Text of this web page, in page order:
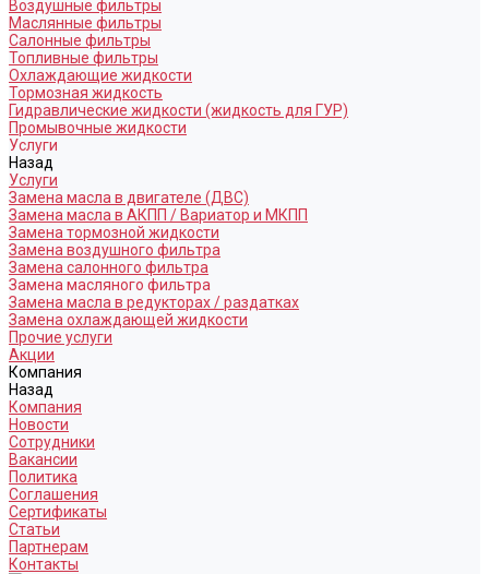
Воздушные фильтры
Маслянные фильтры
Салонные фильтры
Топливные фильтры
Охлаждающие жидкости
Тормозная жидкость
Гидравлические жидкости (жидкость для ГУР)
Промывочные жидкости
Услуги
Назад
Услуги
Замена масла в двигателе (ДВС)
Замена масла в АКПП / Вариатор и МКПП
Замена тормозной жидкости
Замена воздушного фильтра
Замена салонного фильтра
Замена масляного фильтра
Замена масла в редукторах / раздатках
Замена охлаждающей жидкости
Прочие услуги
Акции
Компания
Назад
Компания
Новости
Сотрудники
Вакансии
Политика
Соглашения
Сертификаты
Статьи
Партнерам
Контакты